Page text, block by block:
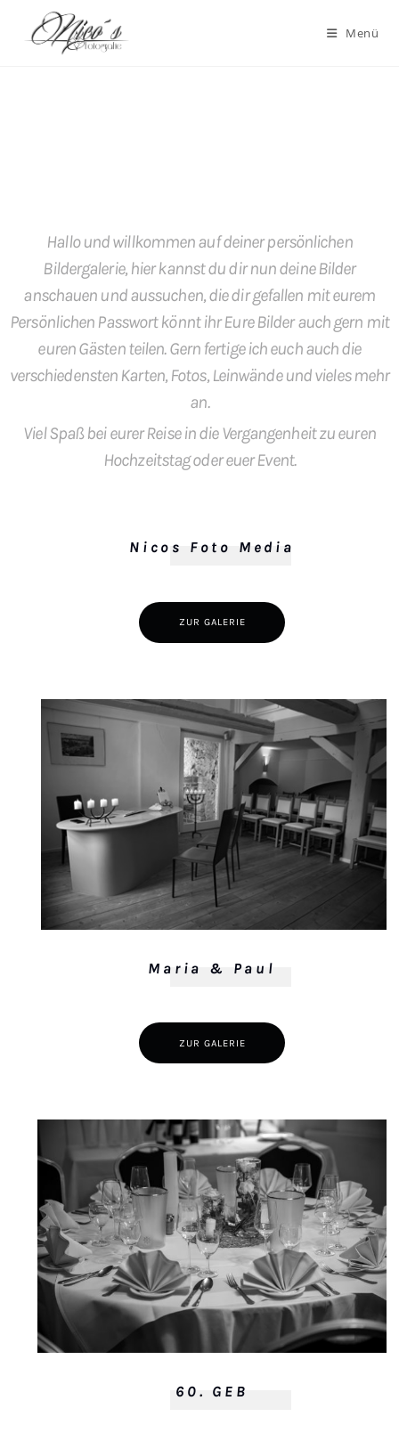
Menü
Hallo und willkommen auf deiner persönlichen
Bildergalerie, hier kannst du dir nun deine Bilder
anschauen und aussuchen, die dir gefallen mit eurem
Persönlichen Passwort könnt ihr Eure Bilder auch gern mit
euren Gästen teilen. Gern fertige ich euch auch die
verschiedensten Karten, Fotos, Leinwände und vieles mehr
an.
Viel Spaß bei eurer Reise in die Vergangenheit zu euren
Hochzeitstag oder euer Event.
Nicos Foto Media
ZUR GALERIE
Maria & Paul
ZUR GALERIE
60. GEB